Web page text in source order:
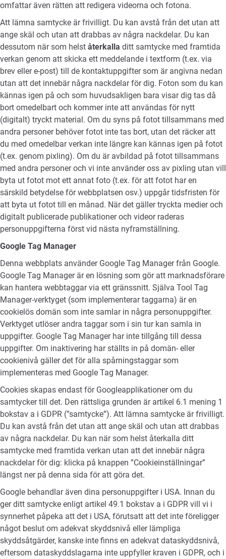
omfattar även rätten att redigera videorna och fotona.
Att lämna samtycke är frivilligt. Du kan avstå från det utan att
ange skäl och utan att drabbas av några nackdelar. Du kan
dessutom när som helst återkalla ditt samtycke med framtida
verkan genom att skicka ett meddelande i textform (t.ex. via
brev eller e-post) till de kontaktuppgifter som är angivna nedan
utan att det innebär några nackdelar för dig. Foton som du kan
kännas igen på och som huvudsakligen bara visar dig tas då
bort omedelbart och kommer inte att användas för nytt
(digitalt) tryckt material. Om du syns på fotot tillsammans med
andra personer behöver fotot inte tas bort, utan det räcker att
du med omedelbar verkan inte längre kan kännas igen på fotot
(t.ex. genom pixling). Om du är avbildad på fotot tillsammans
med andra personer och vi inte använder oss av pixling utan vill
byta ut fotot mot ett annat foto (t.ex. för att fotot har en
särskild betydelse för webbplatsen osv.) uppgår tidsfristen för
att byta ut fotot till en månad. När det gäller tryckta medier och
digitalt publicerade publikationer och videor raderas
personuppgifterna först vid nästa nyframställning.
Google Tag Manager
Denna webbplats använder Google Tag Manager från Google.
Google Tag Manager är en lösning som gör att marknadsförare
kan hantera webbtaggar via ett gränssnitt. Själva Tool Tag
Manager-verktyget (som implementerar taggarna) är en
cookielös domän som inte samlar in några personuppgifter.
Verktyget utlöser andra taggar som i sin tur kan samla in
uppgifter. Google Tag Manager har inte tillgång till dessa
uppgifter. Om inaktivering har ställts in på domän- eller
cookienivå gäller det för alla spårningstaggar som
implementeras med Google Tag Manager.
Cookies skapas endast för Googleapplikationer om du
samtycker till det. Den rättsliga grunden är artikel 6.1 mening 1
bokstav a i GDPR (”samtycke”). Att lämna samtycke är frivilligt.
Du kan avstå från det utan att ange skäl och utan att drabbas
av några nackdelar. Du kan när som helst återkalla ditt
samtycke med framtida verkan utan att det innebär några
nackdelar för dig: klicka på knappen ”Cookieinställningar”
längst ner på denna sida för att göra det.
Google behandlar även dina personuppgifter i USA. Innan du
ger ditt samtycke enligt artikel 49.1 bokstav a i GDPR vill vi i
synnerhet påpeka att det i USA, förutsatt att det inte föreligger
något beslut om adekvat skyddsnivå eller lämpliga
skyddsåtgärder, kanske inte finns en adekvat dataskyddsnivå,
eftersom dataskyddslagarna inte uppfyller kraven i GDPR, och i